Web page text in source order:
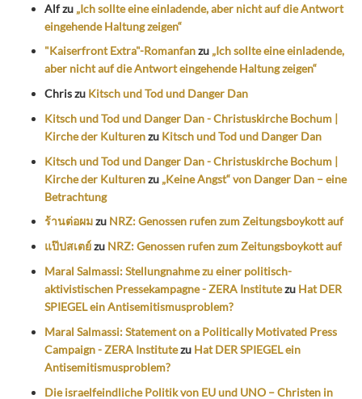
Alfzu „Ich sollte eine einladende, aber nicht auf die Antwort
eingehende Haltung zeigen“
"Kaiserfront Extra"-Romanfanzu „Ich sollte eine einladende,
aber nicht auf die Antwort eingehende Haltung zeigen“
Chriszu Kitsch und Tod und Danger Dan
Kitsch und Tod und Danger Dan - Christuskirche Bochum |
Kirche der Kulturenzu Kitsch und Tod und Danger Dan
Kitsch und Tod und Danger Dan - Christuskirche Bochum |
Kirche der Kulturenzu „Keine Angst“ von Danger Dan – eine
Betrachtung
ร้านต่อผมzu NRZ: Genossen rufen zum Zeitungsboykott auf
แป๊ปสเตย์zu NRZ: Genossen rufen zum Zeitungsboykott auf
Maral Salmassi: Stellungnahme zu einer politisch-
aktivistischen Pressekampagne - ZERA Institutezu Hat DER
SPIEGEL ein Antisemitismusproblem?
Maral Salmassi: Statement on a Politically Motivated Press
Campaign - ZERA Institutezu Hat DER SPIEGEL ein
Antisemitismusproblem?
Die israelfeindliche Politik von EU und UNO – Christen in